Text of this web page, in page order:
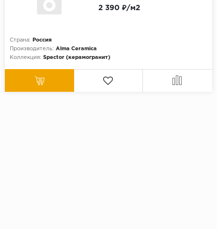
Страна:
Россия
Производитель: Alma Ceramica
Коллекция: Spector (керамогранит)
2 390 ₽/м2